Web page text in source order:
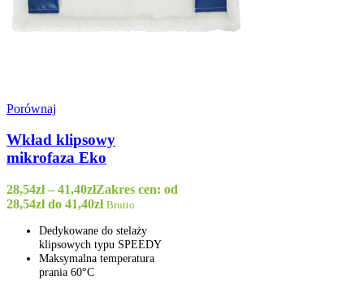
Porównaj
Wkład klipsowy
mikrofaza Eko
28,54zł – 41,40złZakres cen: od
28,54zł do 41,40zł Brutto
Dedykowane do stelaży
klipsowych typu SPEEDY
Maksymalna temperatura
prania 60°C